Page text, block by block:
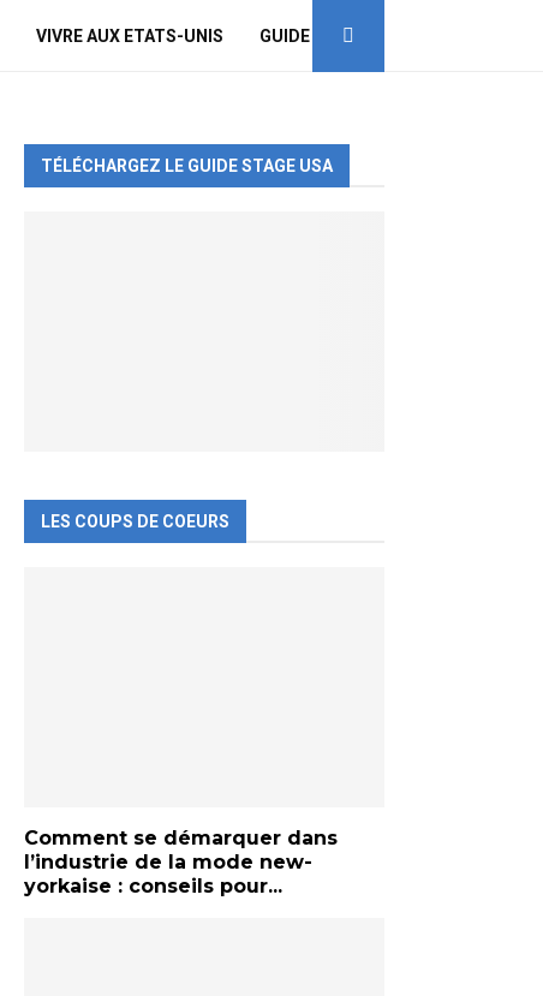
VIVRE AUX ETATS-UNIS GUIDE
TÉLÉCHARGEZ LE GUIDE STAGE USA
LES COUPS DE COEURS
Comment se démarquer dans
l’industrie de la mode new-
yorkaise : conseils pour...